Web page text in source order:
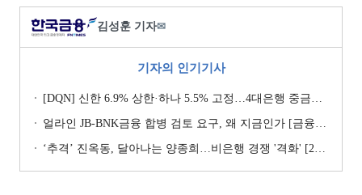
김성훈 기자✉
기자의 인기기사
[DQN] 신한 6.9% 상한·하나 5.5% 고정…4대은행 중금리대출 승부수
얼라인 JB-BNK금융 합병 검토 요구, 왜 지금인가 [금융지주는 지금]
‘추격ʼ 진옥동, 달아나는 양종희…비은행 경쟁 '격화' [2026 금융사 상반기 리그테이블]